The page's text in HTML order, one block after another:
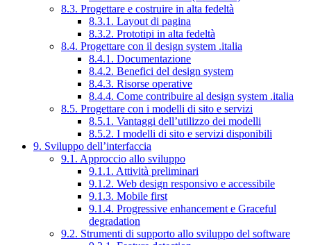
8.3. Progettare e costruire in alta fedeltà
8.3.1. Layout di pagina
8.3.2. Prototipi in alta fedeltà
8.4. Progettare con il design system .italia
8.4.1. Documentazione
8.4.2. Benefici del design system
8.4.3. Risorse operative
8.4.4. Come contribuire al design system .italia
8.5. Progettare con i modelli di sito e servizi
8.5.1. Vantaggi dell’utilizzo dei modelli
8.5.2. I modelli di sito e servizi disponibili
9. Sviluppo dell’interfaccia
9.1. Approccio allo sviluppo
9.1.1. Attività preliminari
9.1.2. Web design responsivo e accessibile
9.1.3. Mobile first
9.1.4. Progressive enhancement e Graceful
degradation
9.2. Strumenti di supporto allo sviluppo del software